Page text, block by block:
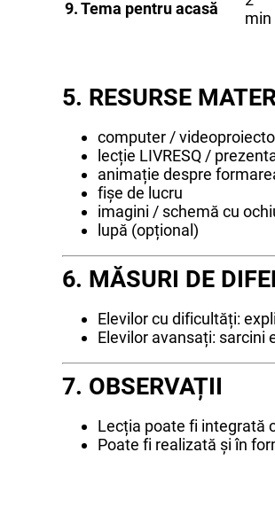
9. Tema pentru acasă
min
5. RESURSE
computer /
lecție LIVRESQ /
animație despre
fișe de lucru
imagini / schemă cu
lupă (opțional)
6. MĂSURI DE
Elevilor cu dificultăți:
Elevilor avansați: sarcini
7. OBSERVAȚII
Lecția poate fi integrată
Poate fi realizată și în